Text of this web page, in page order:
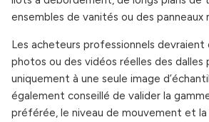
ensembles de vanités ou des panneaux
Les acheteurs professionnels devraient
photos ou des vidéos réelles des
uniquement à une seule image
également conseillé de valider la
préférée, le niveau de mouvement et la